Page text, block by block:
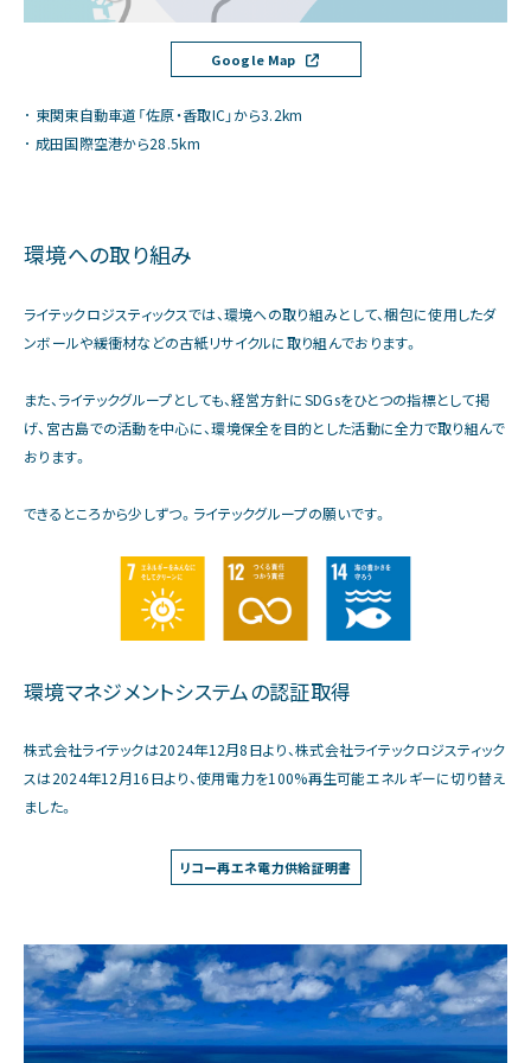
Google Map
東関東自動車道「佐原・香取IC」から3.2km
成田国際空港から28.5km
環境への取り組み
ライテックロジスティックスでは、環境への取り組みとして、梱包に使用したダ
ンボールや緩衝材などの古紙リサイクルに取り組んでおります。
また、ライテックグループとしても、経営方針にSDGsをひとつの指標として掲
げ、宮古島での活動を中心に、環境保全を目的とした活動に全力で取り組んで
おります。
できるところから少しずつ。ライテックグループの願いです。
環境マネジメントシステムの認証取得
株式会社ライテックは2024年12月8日より、株式会社ライテックロジスティック
スは2024年12月16日より、使用電力を100%再生可能エネルギーに切り替え
ました。
リコー再エネ電力供給証明書